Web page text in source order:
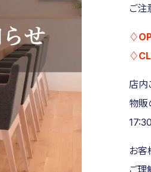
ご注
店内
物販
お客
ご理